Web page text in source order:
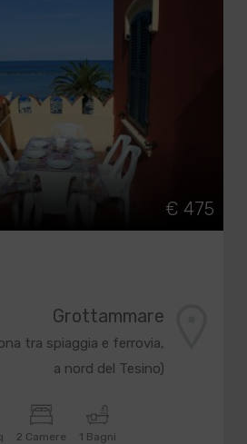
€ 475
Grottammare
tra spiaggia e ferrovia,
a nord del Tesino)
2 Camere 1 Bagni